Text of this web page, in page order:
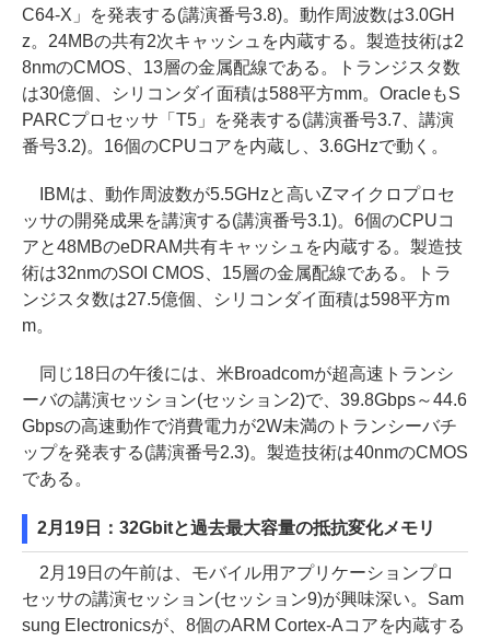
C64-X」を発表する(講演番号3.8)。動作周波数は3.0GH
z。24MBの共有2次キャッシュを内蔵する。製造技術は2
8nmのCMOS、13層の金属配線である。トランジスタ数
は30億個、シリコンダイ面積は588平方mm。OracleもS
PARCプロセッサ「T5」を発表する(講演番号3.7、講演
番号3.2)。16個のCPUコアを内蔵し、3.6GHzで動く。
IBMは、動作周波数が5.5GHzと高いZマイクロプロセ
ッサの開発成果を講演する(講演番号3.1)。6個のCPUコ
アと48MBのeDRAM共有キャッシュを内蔵する。製造技
術は32nmのSOI CMOS、15層の金属配線である。トラ
ンジスタ数は27.5億個、シリコンダイ面積は598平方m
m。
同じ18日の午後には、米Broadcomが超高速トランシ
ーバの講演セッション(セッション2)で、39.8Gbps～44.6
Gbpsの高速動作で消費電力が2W未満のトランシーバチ
ップを発表する(講演番号2.3)。製造技術は40nmのCMOS
である。
2月19日：32Gbitと過去最大容量の抵抗変化メモリ
2月19日の午前は、モバイル用アプリケーションプロ
セッサの講演セッション(セッション9)が興味深い。Sam
sung Electronicsが、8個のARM Cortex-Aコアを内蔵する